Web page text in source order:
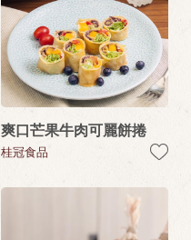
爽口芒果牛肉可麗餅捲
桂冠食品